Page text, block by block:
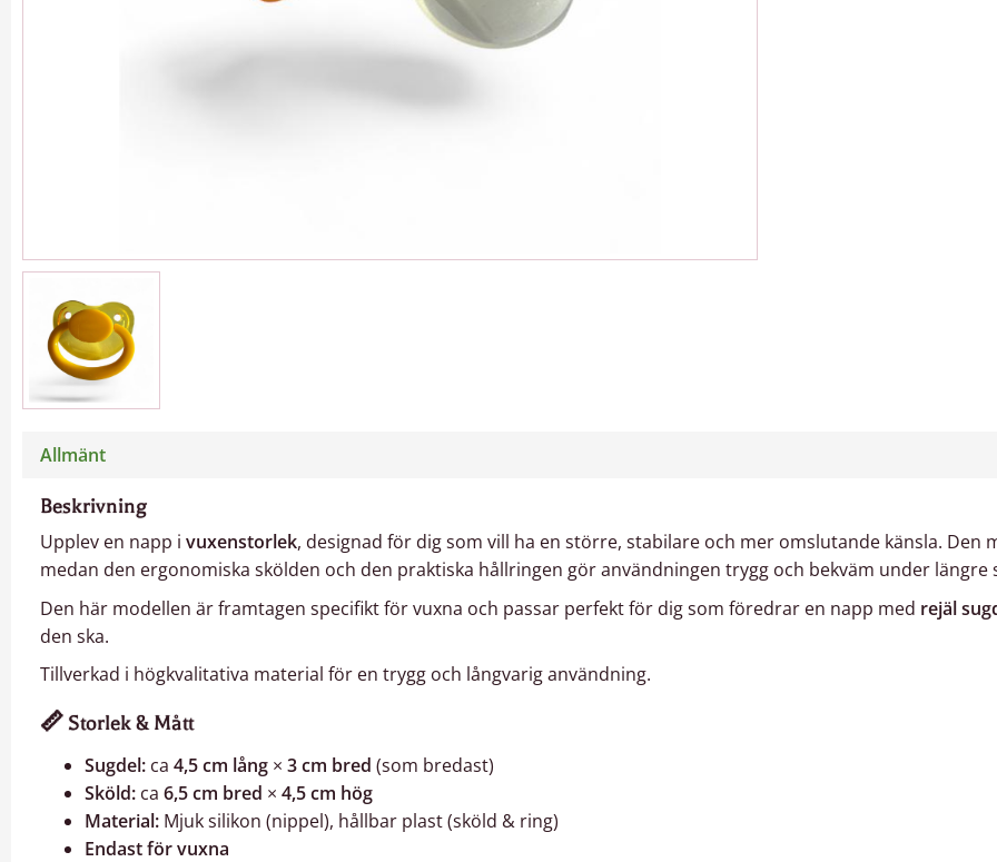
Allmänt
Beskrivning
Upplev en napp i vuxenstorlek, designad för dig som vill ha en större, stabilare och mer omslutande känsla.
medan den ergonomiska skölden och den praktiska hållringen gör användningen trygg och bekväm under längre
Den här modellen är framtagen specifikt för vuxna och passar perfekt för dig som föredrar en napp med rejäl
den ska.
Tillverkad i högkvalitativa material för en trygg och långvarig användning.
📏 Storlek & Mått
Sugdel: ca 4,5 cm lång × 3 cm bred (som bredast)
Sköld: ca 6,5 cm bred × 4,5 cm hög
Material: Mjuk silikon (nippel), hållbar plast (sköld & ring)
Endast för vuxna